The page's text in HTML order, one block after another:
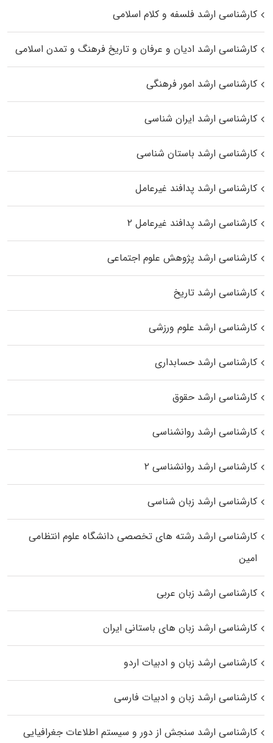
کارشناسی ارشد فلسفه و کلام اسلامی
کارشناسی ارشد ادیان و عرفان و تاریخ فرهنگ و تمدن اسلامی
کارشناسی ارشد امور فرهنگی
کارشناسی ارشد ایران شناسی
کارشناسی ارشد باستان شناسی
کارشناسی ارشد پدافند غیرعامل
کارشناسی ارشد پدافند غیرعامل ۲
کارشناسی ارشد پژوهش علوم اجتماعی
کارشناسی ارشد تاریخ
کارشناسی ارشد علوم ورزشی
کارشناسی ارشد حسابداری
کارشناسی ارشد حقوق
کارشناسی ارشد روانشناسی
کارشناسی ارشد روانشناسی ۲
کارشناسی ارشد زبان شناسی
کارشناسی ارشد رﺷﺘﻪ ﻫﺎی تخصصی داﻧﺸﮕﺎه ﻋﻠﻮم انتظامی
اﻣﻴﻦ
کارشناسی ارشد زبان عربی
کارشناسی ارشد زبان‌ های باستانی ایران
کارشناسی ارشد زبان و ادبیات اردو
کارشناسی ارشد زبان و ادبیات فارسی
کارشناسی ارشد سنجش از دور و سیستم اطلاعات جغرافیایی